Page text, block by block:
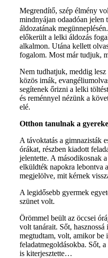
Megrendítő, szép élmény
mindnyájan odaadóan
áldozatának
előkerült a lelki áldozás
alkalmon. Utána kellett
fogalom. Most már tudjuk,
Nem tudhatjuk, meddig
közös imák,
segítenek őrizni a lelki
és reménnyel nézünk a
elé.
Otthon tanulnak a
A távoktatás a gimnazisták
órákat, részben kiadott
jelentette. A másodikosnak
elküldték napokra lebontva
megjelölve, mit kérnek
A legidősebb gyermek
szünet volt.
Örömmel beült az öccsei
volt tanárait. Sőt,
megtudtam, volt, amikor be
feladatmegoldásokba. Sőt,
is kiterjesztette…